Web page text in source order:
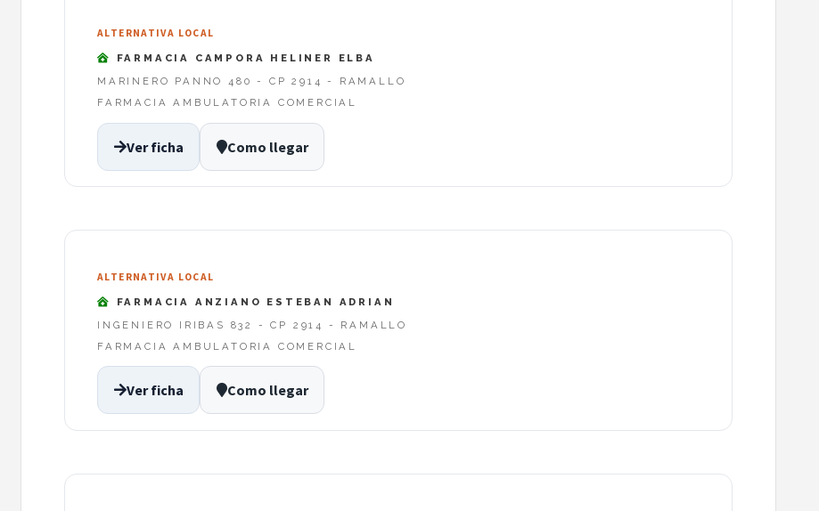
ALTERNATIVA LOCAL
FARMACIA CAMPORA HELINER ELBA
MARINERO PANNO 480 - CP 2914 - RAMALLO
FARMACIA AMBULATORIA COMERCIAL
Ver ficha Como llegar
ALTERNATIVA LOCAL
FARMACIA ANZIANO ESTEBAN ADRIAN
INGENIERO IRIBAS 832 - CP 2914 - RAMALLO
FARMACIA AMBULATORIA COMERCIAL
Ver ficha Como llegar